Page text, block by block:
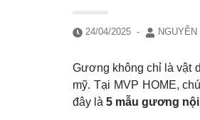
24/04/2025 -
Gương không chỉ là vật
mỹ. Tại MVP HOME,
đây là 5 mẫu gương